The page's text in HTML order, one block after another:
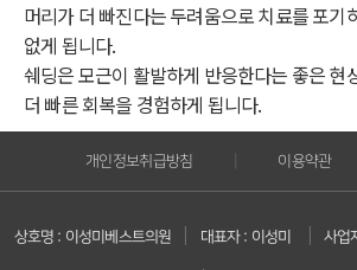
머리가 더 빠진다는 두려움으로 치료를 포기
없게 됩니다.
쉐딩은 모근이 활발하게 반응한다는 좋은 현
더 빠른 회복을 경험하게 됩니다.
개인정보취급방침 이용약관
상호명 : 이성미베스트의원 대표자 : 이성미 사업